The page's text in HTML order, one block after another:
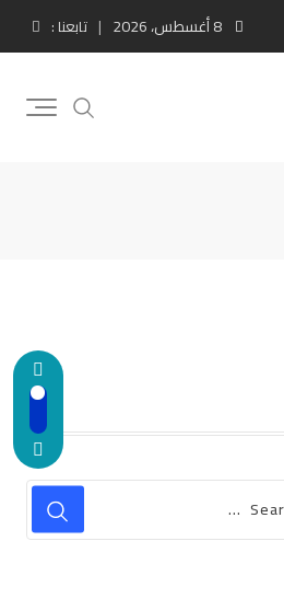
8 أغسطس، 2026 تابعنا :